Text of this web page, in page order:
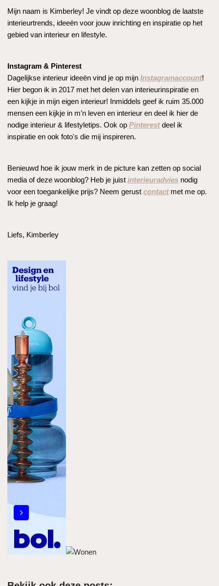
Mijn naam is Kimberley! Je vindt op deze woonblog de laatste
interieurtrends, ideeën voor jouw inrichting en inspiratie op het
gebied van interieur en lifestyle.
Instagram & Pinterest
Dagelijkse interieur ideeën vind je op mijn Instagramaccount!
Hier begon ik in 2017 met het delen van interieurinspiratie en
een kijkje in mijn eigen interieur! Inmiddels geef ik ruim 35.000
mensen een kijkje in m’n leven en interieur en deel ik hier de
nodige interieur & lifestyletips. Ook op Pinterestdeel ik
inspiratie en ook foto's die mij inspireren.
Benieuwd hoe ik jouw merk in de picture kan zetten op social
media of deze woonblog? Heb je juist interieuradvies nodig
voor een toegankelijke prijs? Neem gerust contactmet me op.
Ik help je graag!
Liefs, Kimberley